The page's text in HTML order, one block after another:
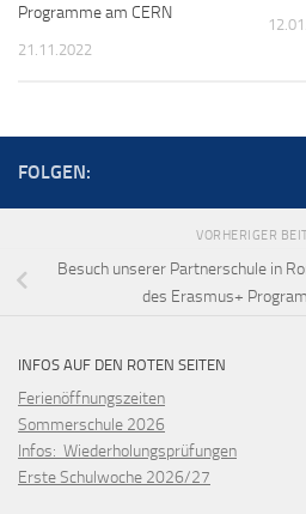
Programme am CERN
21.11.2022
FOLGEN:
VORHERIGER
Besuch unserer Partnerschule in
des Erasmus+
INFOS AUF DEN ROTEN SEITEN
Ferienöffnungszeiten
Sommerschule 2026
Infos: Wiederholungsprüfungen
Erste Schulwoche 2026/27